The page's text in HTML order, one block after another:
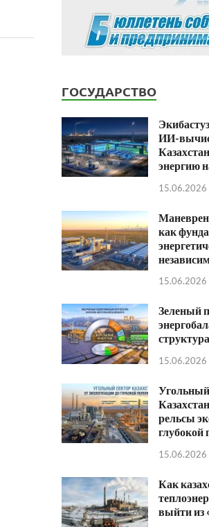
ГОСУДАРСТВО
ИИ-
энергию
15.06.2026
как
15.06.2026
Зеленый
15.06.2026
рельсы
глубокой
15.06.2026
Как
выйти из